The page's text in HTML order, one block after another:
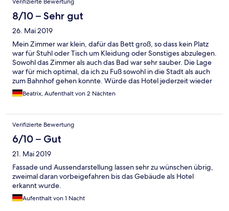
Verifizierte Bewertung
8/10 – Sehr gut
26. Mai 2019
Mein Zimmer war klein, dafür das Bett groß, so dass kein Platz
war für Stuhl oder Tisch um Kleidung oder Sonstiges abzulegen.
Sowohl das Zimmer als auch das Bad war sehr sauber. Die Lage
war für mich optimal, da ich zu Fuß sowohl in die Stadt als auch
zum Bahnhof gehen konnte. Würde das Hotel jederzeit wieder
buchen.
Beatrix, Aufenthalt von 2 Nächten
Verifizierte Bewertung
6/10 – Gut
21. Mai 2019
Fassade und Aussendarstellung lassen sehr zu wünschen übrig,
zweimal daran vorbeigefahren bis das Gebäude als Hotel
erkannt wurde.
Aufenthalt von 1 Nacht